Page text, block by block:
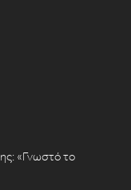
«Γνωστό το